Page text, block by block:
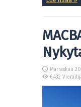
Marraskuu
6,432